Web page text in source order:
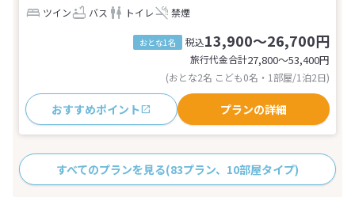
ツイン
バス トイレ 禁煙
おとな1名 税込13,900～26,700円
旅行代金合計27,800〜53,400円
(おとな2名 こども0名・1部屋/1泊2日)
おすすめポイント プランの詳細
すべてのプランを見る(83プラン、10部屋タイプ)